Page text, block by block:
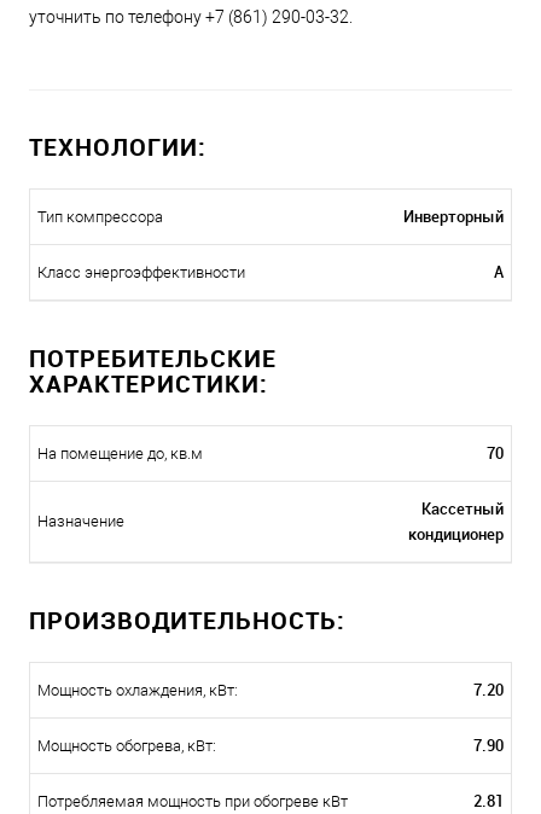
уточнить по телефону +7 (861) 290-03-32.
ТЕХНОЛОГИИ:
Тип компрессора Инверторный
Класс энергоэффективности A
ПОТРЕБИТЕЛЬСКИЕ
ХАРАКТЕРИСТИКИ:
На помещение до, кв.м 70
Назначение
Кассетный
кондиционер
ПРОИЗВОДИТЕЛЬНОСТЬ:
Мощность охлаждения, кВт: 7.20
Мощность обогрева, кВт: 7.90
Потребляемая мощность при обогреве кВт 2.81